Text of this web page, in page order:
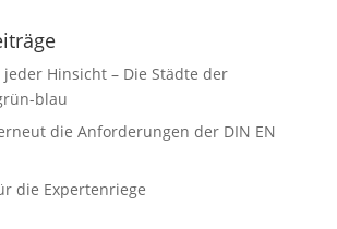
Hinsicht – Die Städte der
blau
die Anforderungen der DIN EN
die Expertenriege